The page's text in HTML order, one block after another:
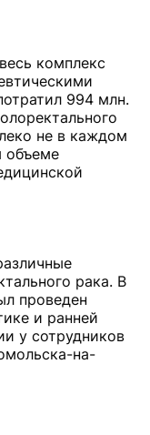
комплекс
994 млн.
не в каждом
объеме
рака. В
проведен
и ранней
у сотрудников
на-